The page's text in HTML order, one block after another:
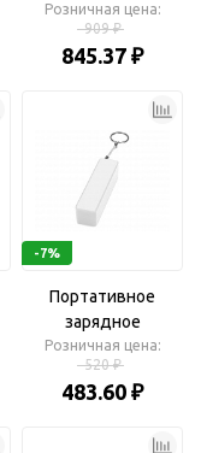
устройство
«Ангра», 2200 mAh
Розничная цена:
909 ₽
845.37 ₽
-7%
Портативное
зарядное
устройство
«Сатурн», 2200 mAh
Розничная цена:
520 ₽
483.60 ₽